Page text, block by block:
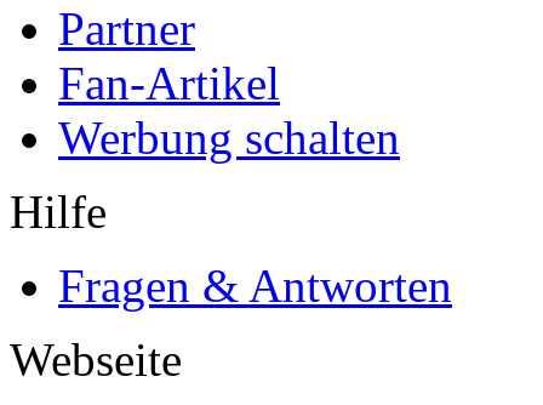
Partner
Fan-Artikel
Werbung schalten
Hilfe
Fragen & Antworten
Webseite